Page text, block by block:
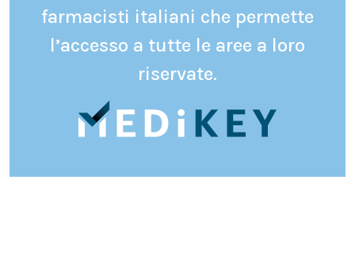
farmacisti italiani che permette
l’accesso a tutte le aree a loro
riservate.